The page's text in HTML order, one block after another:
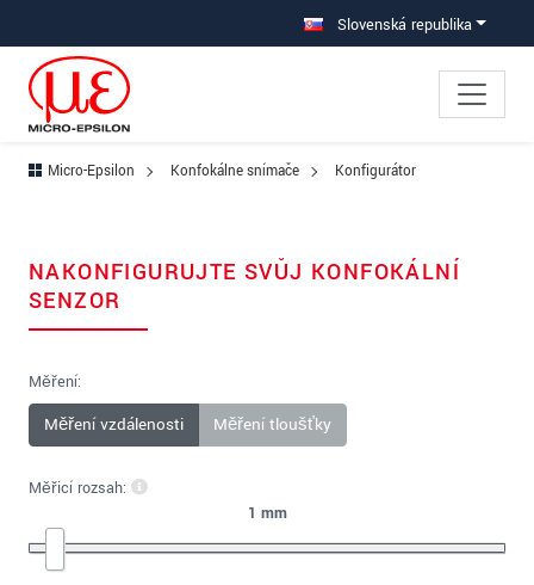
Prejdite priamo na hlavnú navigáciu Slovenská republika
Micro-Epsilon Konfokálne snímače Konfigurátor
NAKONFIGURUJTE SVŮJ KONFOKÁLNÍ
SENZOR